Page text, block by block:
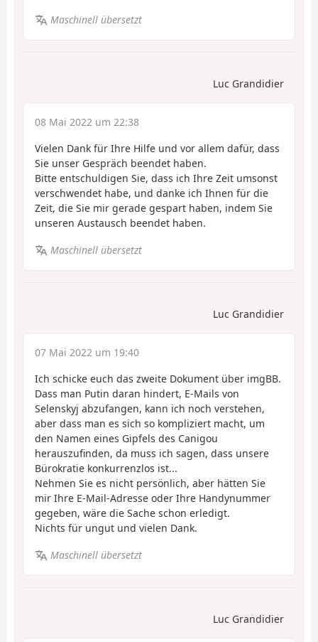
Maschinell übersetzt
Luc Grandidier
08 Mai 2022 um 22:38
Vielen Dank für Ihre Hilfe und vor allem dafür, dass
Sie unser Gespräch beendet haben.
Bitte entschuldigen Sie, dass ich Ihre Zeit umsonst
verschwendet habe, und danke ich Ihnen für die
Zeit, die Sie mir gerade gespart haben, indem Sie
unseren Austausch beendet haben.
Maschinell übersetzt
Luc Grandidier
07 Mai 2022 um 19:40
Ich schicke euch das zweite Dokument über imgBB.
Dass man Putin daran hindert, E-Mails von
Selenskyj abzufangen, kann ich noch verstehen,
aber dass man es sich so kompliziert macht, um
den Namen eines Gipfels des Canigou
herauszufinden, da muss ich sagen, dass unsere
Bürokratie konkurrenzlos ist...
Nehmen Sie es nicht persönlich, aber hätten Sie
mir Ihre E-Mail-Adresse oder Ihre Handynummer
gegeben, wäre die Sache schon erledigt.
Nichts für ungut und vielen Dank.
Maschinell übersetzt
Luc Grandidier